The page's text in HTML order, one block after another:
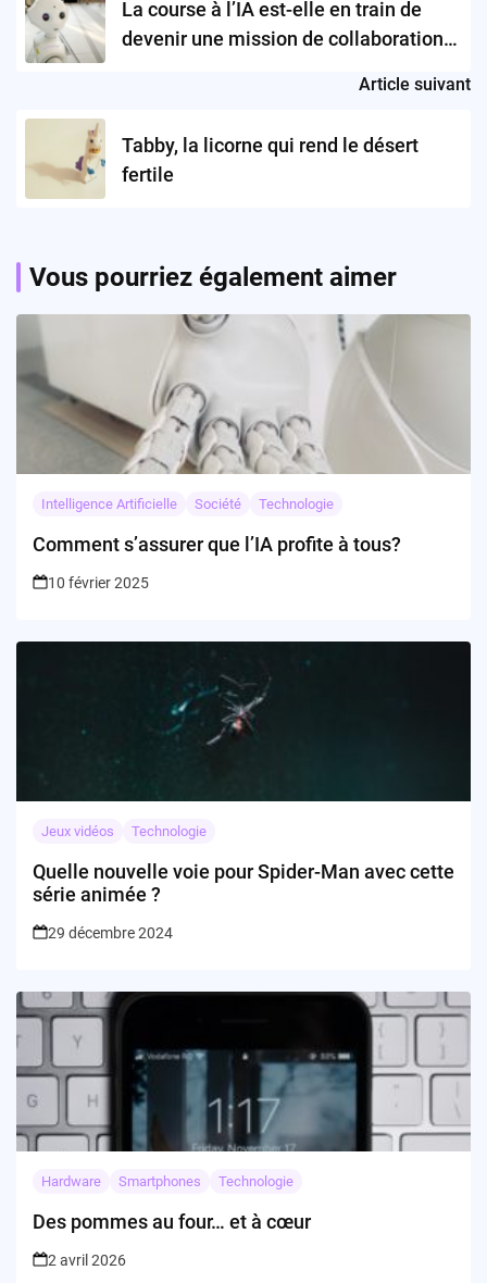
La course à l’IA est-elle en train de
devenir une mission de collaboration
Article suivant
Tabby, la licorne qui rend le désert
fertile
Vous pourriez également aimer
Intelligence Artificielle Société Technologie
Comment s’assurer que l’IA profite à tous?
10 février 2025
Jeux vidéos Technologie
Quelle nouvelle voie pour Spider-Man avec cette
série animée ?
29 décembre 2024
Hardware Smartphones Technologie
Des pommes au four… et à cœur
2 avril 2026